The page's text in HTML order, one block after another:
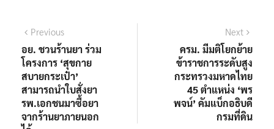
แนะแนว
เรื่อง
PreviousPrevious
post:
อย. ชวนร้านยา ร่วม
โครงการ ‘สุขกาย
สบายกระเป๋า’
สามารถนำใบสั่งยา
รพ.เอกชนมาซื้อยา
จากร้านยาภายนอก
Next
post:
ครม. มีมติโยกย้าย
ข้าราชการระดับสูง
กระทรวงมหาดไทย
45 ตำแหน่ง ‘พร
พจน์’ คัมแบ็กอธิบดี
กรมที่ดิน